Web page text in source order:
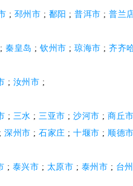
; 邳州市 ; 鄱阳 ; 普洱市 ; 普兰
; 秦皇岛 ; 钦州市 ; 琼海市 ; 齐齐
; 汝州市 ;
; 三水 ; 三亚市 ; 沙河市 ; 商丘市
; 深州市 ; 石家庄 ; 十堰市 ; 顺德市
; 泰兴市 ; 太原市 ; 泰州市 ; 台